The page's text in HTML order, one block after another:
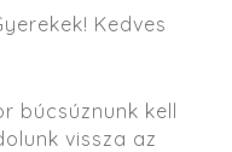
Kedves
búcsúznunk kell
vissza az